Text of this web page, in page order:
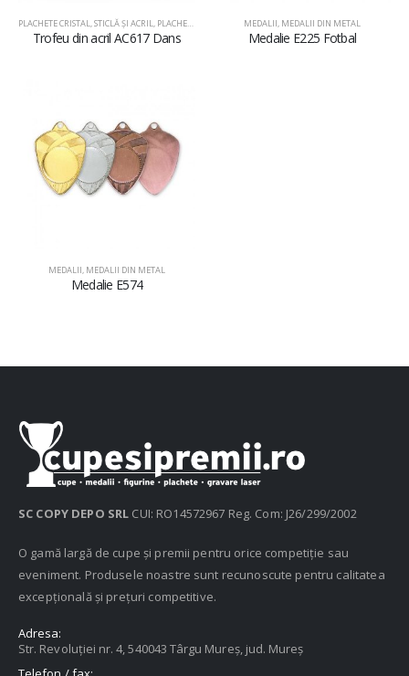
PLACHETE CRISTAL, STICLĂ ŞI ACRIL, PLACHETE DIN ACRIL
Trofeu din acril AC617 Dans
MEDALII, MEDALII DIN METAL
Medalie E225 Fotbal
MEDALII MEDALII DIN METAL
Medalie E574
SC COPY DEPO SRL CUI: RO14572967 Reg. Com: J26/299/2002
O gamă largă de cupe și premii pentru orice competiție sau
eveniment. Produsele noastre sunt recunoscute pentru calitatea
excepțională și prețuri competitive.
Adresa:
Str. Revoluției nr. 4, 540043 Târgu Mureș, jud. Mureș